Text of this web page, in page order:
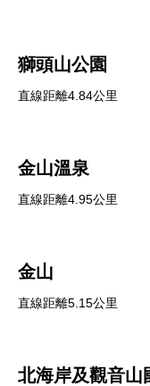
獅頭山公園
直線距離4.84公里
金山溫泉
直線距離4.95公里
金山
直線距離5.15公里
北海岸及觀音山